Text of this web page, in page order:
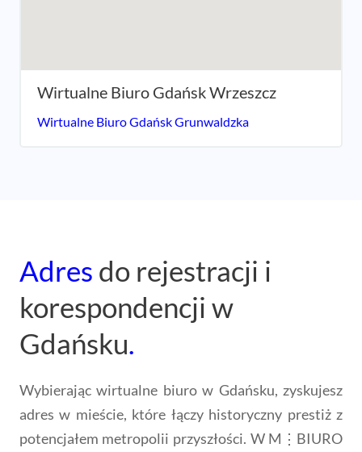
Wirtualne Biuro Gdańsk Wrzeszcz
Wirtualne Biuro Gdańsk Grunwaldzka
Adres do rejestracji i
korespondencji w
Gdańsku.
Wybierając wirtualne biuro w Gdańsku, zyskujesz
adres w mieście, które łączy historyczny prestiż z
potencjałem metropolii przyszłości. W M⋮BIURO